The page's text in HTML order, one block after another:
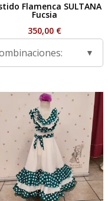
Flamenca SULTANA
Fucsia
350,00 €